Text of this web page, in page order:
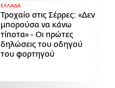
ΕΛΛΑΔΑ
Τροχαίο στις Σέρρες: «Δεν
μπορούσα να κάνω
τίποτα» - Οι πρώτες
δηλώσεις του οδηγού
του φορτηγού